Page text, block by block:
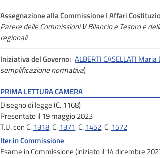
Assegnazionealla Commissione I Affari
Parere delle Commissioni V Bilancio e Tesoro e
regionali
Iniziativa del Governo: ALBERTI CASELLATI
semplificazione normativa)
PRIMA LETTURA CAMERA
Disegno di legge (C. 1168)
Presentato il 19 maggio 2023
T.U. con C.1318, C.1371, C.1452, C.1572
Iter in Commissione
Esame in Commissione (iniziato il 14 dicembre